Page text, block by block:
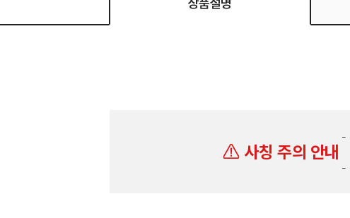
상품설명
사칭 주의 안내